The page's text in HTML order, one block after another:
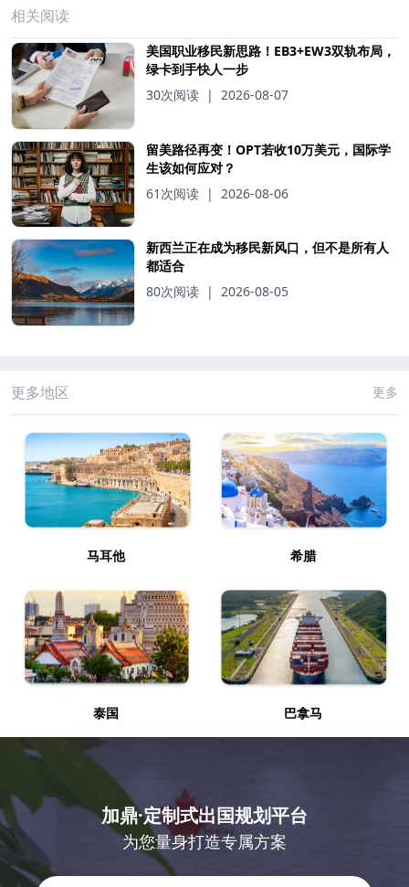
相关阅读
美国职业移民新思路！EB3+EW3双轨布局，
绿卡到手快人一步
30次阅读 | 2026-08-07
留美路径再变！OPT若收10万美元，国际学
生该如何应对？
61次阅读 | 2026-08-06
新西兰正在成为移民新风口，但不是所有人
都适合
80次阅读 | 2026-08-05
更多地区 更多
马耳他 希腊
泰国 巴拿马
加鼎·定制式出国规划平台
为您量身打造专属方案